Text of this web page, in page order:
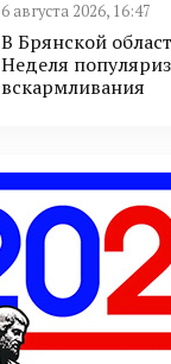
6 августа 2026, 16:47
В Брянской
Неделя
вскармливания